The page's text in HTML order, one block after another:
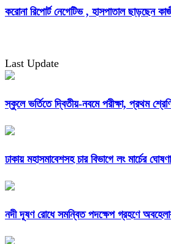
করোনা রিপোর্ট নেগেটিভ , হাসপাতাল ছাড়ছেন
Last Update
স্কুলে ভর্তিতে দ্বিতীয়-নবমে পরীক্ষা, প্রথম
ঢাকায় মহাসমাবেশসহ চার বিভাগে লং মার্চের
নদী দূষণ রোধে সমন্বিত পদক্ষেপ গ্রহণে